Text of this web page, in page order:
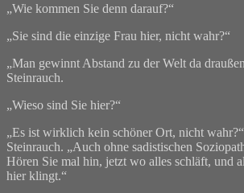
„Wie kommen Sie denn darauf?“
„Sie sind die einzige Frau hier, nicht wahr?“
„Man gewinnt Abstand zu der Welt da
Steinrauch.
„Wieso sind Sie hier?“
„Es ist wirklich kein schöner Ort, nicht
Steinrauch. „Auch ohne sadistischen
Hören Sie mal hin, jetzt wo alles schläft, und
hier klingt.“